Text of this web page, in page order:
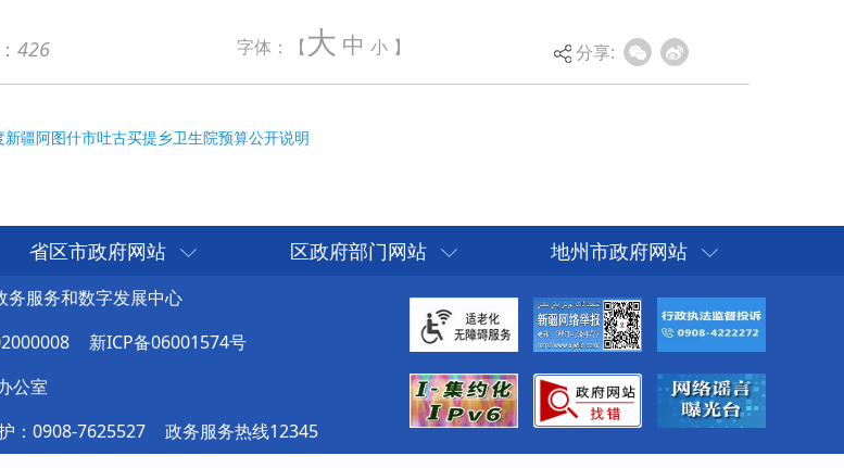
426 字体：【大 中 小 】 分享:
省区市政府网站 区政府部门网站 地州市政府网站
务服务和数字发展中心
新ICP备06001574号
公室
：0908-7625527 政务服务热线12345